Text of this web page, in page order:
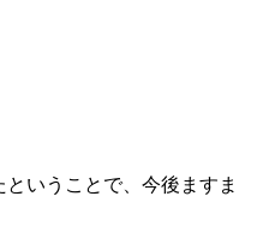
いうことで、今後ますま